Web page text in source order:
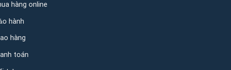
hàng online
hành
hàng
toán